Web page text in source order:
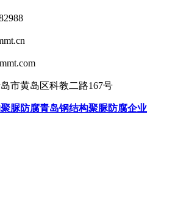
黄岛区科教二路167号
脲防腐青岛钢结构聚脲防腐企业